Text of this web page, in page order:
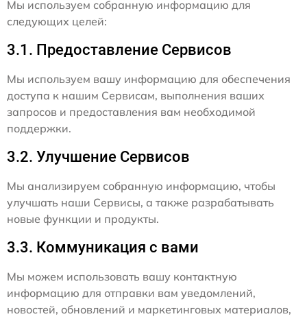
Мы используем собранную информацию для
следующих целей:
3.1. Предоставление Сервисов
Мы используем вашу информацию для обеспечения
доступа к нашим Сервисам, выполнения ваших
запросов и предоставления вам необходимой
поддержки.
3.2. Улучшение Сервисов
Мы анализируем собранную информацию, чтобы
улучшать наши Сервисы, а также разрабатывать
новые функции и продукты.
3.3. Коммуникация с вами
Мы можем использовать вашу контактную
информацию для отправки вам уведомлений,
новостей, обновлений и маркетинговых материалов,